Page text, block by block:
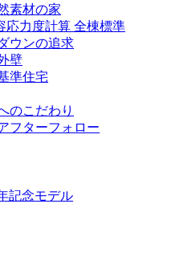
素材の家
応力度計算 全棟標準
ウンの追求
壁
準住宅
のこだわり
フターフォロー
記念モデル